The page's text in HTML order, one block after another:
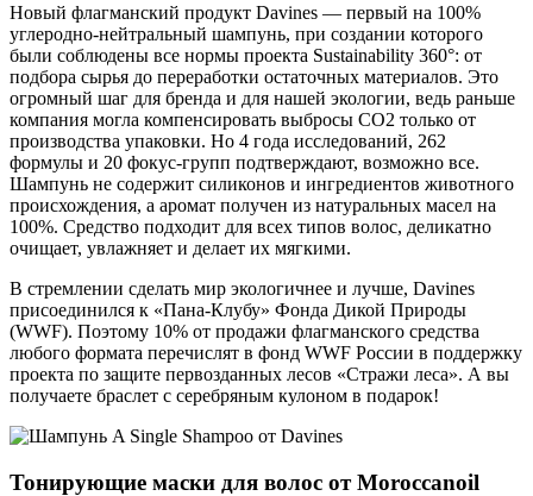
Новый флагманский продукт Davines — первый на 100%
углеродно-нейтральный шампунь, при создании которого
были соблюдены все нормы проекта Sustainability 360°: от
подбора сырья до переработки остаточных материалов. Это
огромный шаг для бренда и для нашей экологии, ведь раньше
компания могла компенсировать выбросы СО2 только от
производства упаковки. Но 4 года исследований, 262
формулы и 20 фокус-групп подтверждают, возможно все.
Шампунь не содержит силиконов и ингредиентов животного
происхождения, а аромат получен из натуральных масел на
100%. Средство подходит для всех типов волос, деликатно
очищает, увлажняет и делает их мягкими.
В стремлении сделать мир экологичнее и лучше, Davines
присоединился к «Пана-Клубу» Фонда Дикой Природы
(WWF). Поэтому 10% от продажи флагманского средства
любого формата перечислят в фонд WWF России в поддержку
проекта по защите первозданных лесов «Стражи леса». А вы
получаете браслет с серебряным кулоном в подарок!
Тонирующие маски для волос от Moroccanoil